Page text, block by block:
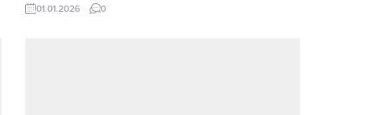
Huzurevi’ni ziyaret ederek burada kalan ulu çınarlarla bir
01.01.2026 0